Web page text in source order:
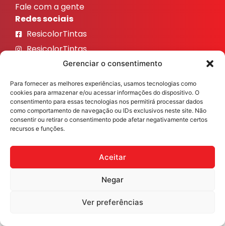
Gerenciar o consentimento
Para fornecer as melhores experiências, usamos tecnologias como
cookies para armazenar e/ou acessar informações do dispositivo. O
consentimento para essas tecnologias nos permitirá processar dados
como comportamento de navegação ou IDs exclusivos neste site. Não
consentir ou retirar o consentimento pode afetar negativamente certos
recursos e funções.
Aceitar
Negar
Ver preferências
Fale com a gente
Redes sociais
ResicolorTintas
ResicolorTintas
ResicolorTintas
ResicolorTintas
ResicolorTintas
Veja nosso Instagram
Resicolor Tintas ©2026 Todos os direitos reservados